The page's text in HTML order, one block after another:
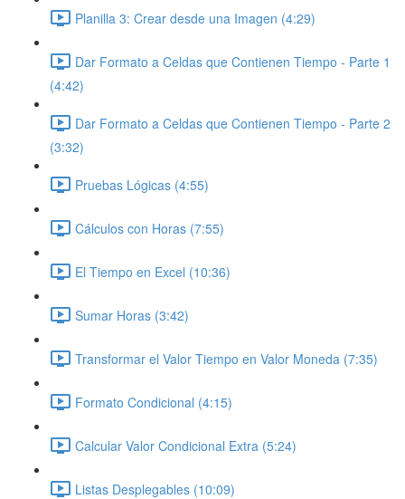
Planilla 3: Crear desde una Imagen (4:29)
Dar Formato a Celdas que Contienen Tiempo - Parte 1
(4:42)
Dar Formato a Celdas que Contienen Tiempo - Parte 2
(3:32)
Pruebas Lógicas (4:55)
Cálculos con Horas (7:55)
El Tiempo en Excel (10:36)
Sumar Horas (3:42)
Transformar el Valor Tiempo en Valor Moneda (7:35)
Formato Condicional (4:15)
Calcular Valor Condicional Extra (5:24)
Listas Desplegables (10:09)